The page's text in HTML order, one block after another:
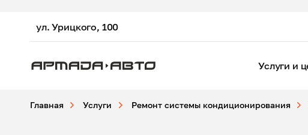
ул. Урицкого, 100
Услуги и
Главная Услуги Ремонт системы кондиционирования